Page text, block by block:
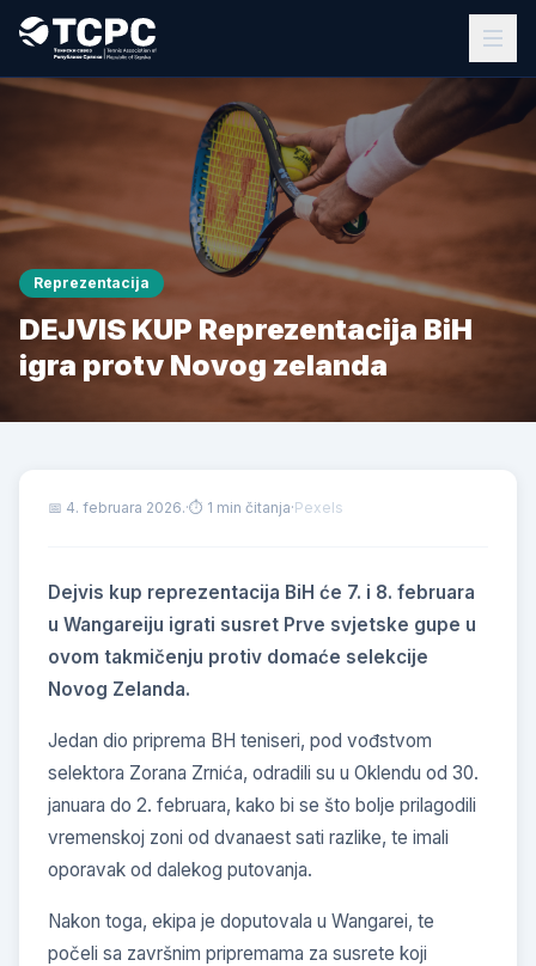
Reprezentacija
DEJVIS KUP Reprezentacija BiH
igra protv Novog zelanda
📅 4. februara 2026.·⏱ 1 min čitanja·Pexels
Dejvis kup reprezentacija BiH će 7. i 8. februara
u Wangareiju igrati susret Prve svjetske gupe u
ovom takmičenju protiv domaće selekcije
Novog Zelanda.
Jedan dio priprema BH teniseri, pod vođstvom
selektora Zorana Zrnića, odradili su u Oklendu od 30.
januara do 2. februara, kako bi se što bolje prilagodili
vremenskoj zoni od dvanaest sati razlike, te imali
oporavak od dalekog putovanja.
Nakon toga, ekipa je doputovala u Wangarei, te
počeli sa završnim pripremama za susrete koji